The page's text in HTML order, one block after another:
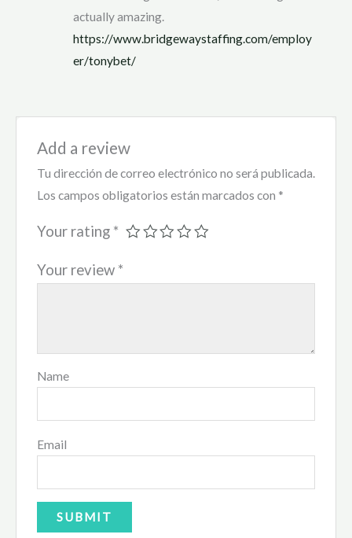
t
5
actually amazing.
https://www.bridgewaystaffing.com/employ
er/tonybet/
Add a review
Tu dirección de correo electrónico no será publicada.
Los campos obligatorios están marcados con *
Your rating *
Your review *
Name
Email